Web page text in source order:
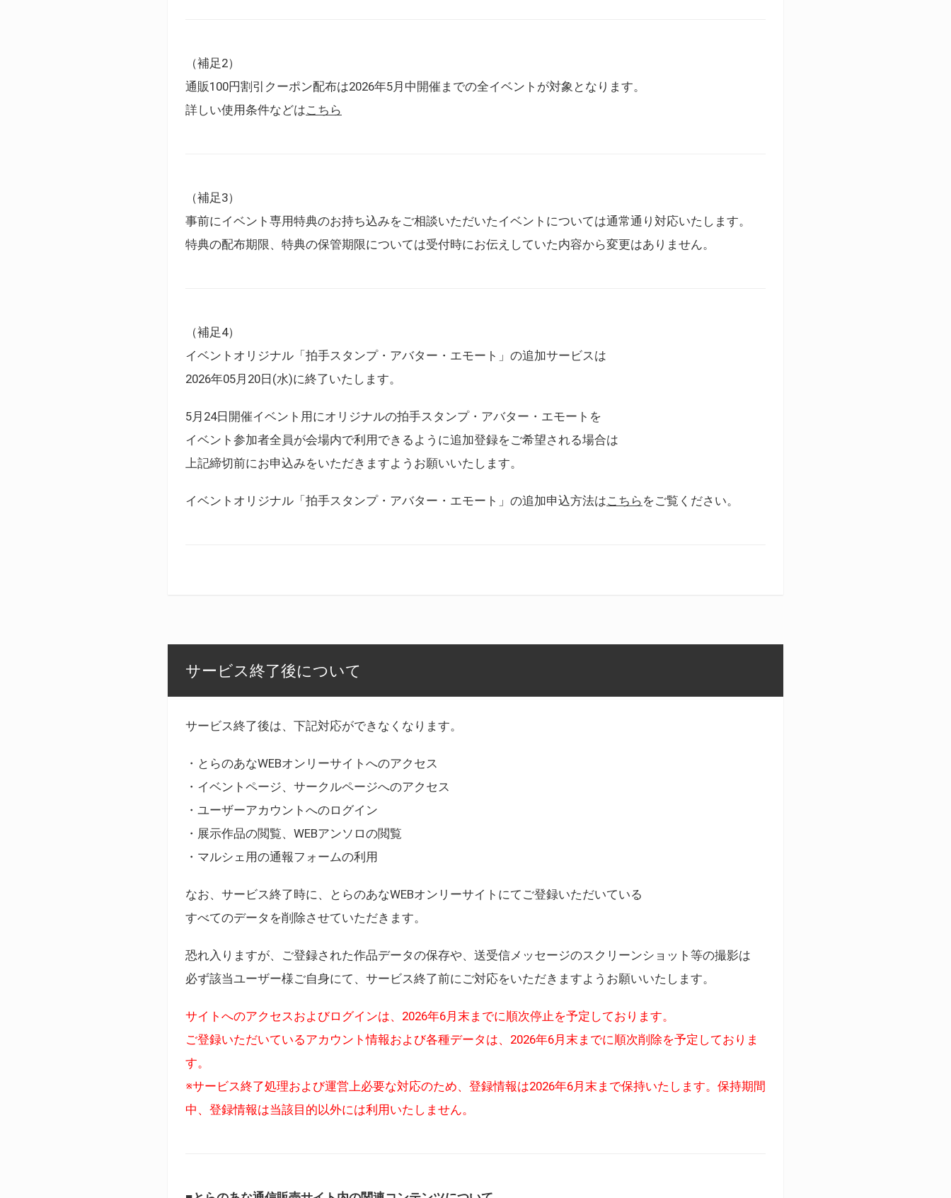
（補足2）
通販100円割引クーポン配布は2026年5月中開催までの全イベントが対象となります。
詳しい使用条件などはこちら
（補足3）
事前にイベント専用特典のお持ち込みをご相談いただいたイベントについては通常通り対応いたします。
特典の配布期限、特典の保管期限については受付時にお伝えしていた内容から変更はありません。
（補足4）
イベントオリジナル「拍手スタンプ・アバター・エモート」の追加サービスは
2026年05月20日(水)に終了いたします。
5月24日開催イベント用にオリジナルの拍手スタンプ・アバター・エモートを
イベント参加者全員が会場内で利用できるように追加登録をご希望される場合は
上記締切前にお申込みをいただきますようお願いいたします。
イベントオリジナル「拍手スタンプ・アバター・エモート」の追加申込方法はこちら をご覧ください。
サービス終了後について
サービス終了後は、下記対応ができなくなります。
・とらのあなWEBオンリーサイトへのアクセス
・イベントページ、サークルページへのアクセス
・ユーザーアカウントへのログイン
・展示作品の閲覧、WEBアンソロの閲覧
・マルシェ用の通報フォームの利用
なお、サービス終了時に、とらのあなWEBオンリーサイトにてご登録いただいている
すべてのデータを削除させていただきます。
恐れ入りますが、ご登録された作品データの保存や、送受信メッセージのスクリーンショット等の撮影は
必ず該当ユーザー様ご自身にて、サービス終了前にご対応をいただきますようお願いいたします。
サイトへのアクセスおよびログインは、2026年6月末までに順次停止を予定しております。
ご登録いただいているアカウント情報および各種データは、2026年6月末までに順次削除を予定しておりま
す。
※サービス終了処理および運営上必要な対応のため、登録情報は2026年6月末まで保持いたします。保持期間
中、登録情報は当該目的以外には利用いたしません。